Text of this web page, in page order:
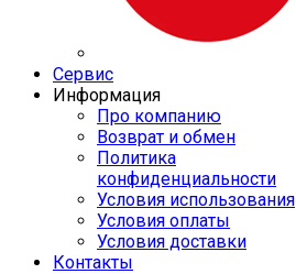
Сервис
Информация
Про компанию
Возврат и обмен
Политика
конфиденциальности
Условия использования
Условия оплаты
Условия доставки
Контакты